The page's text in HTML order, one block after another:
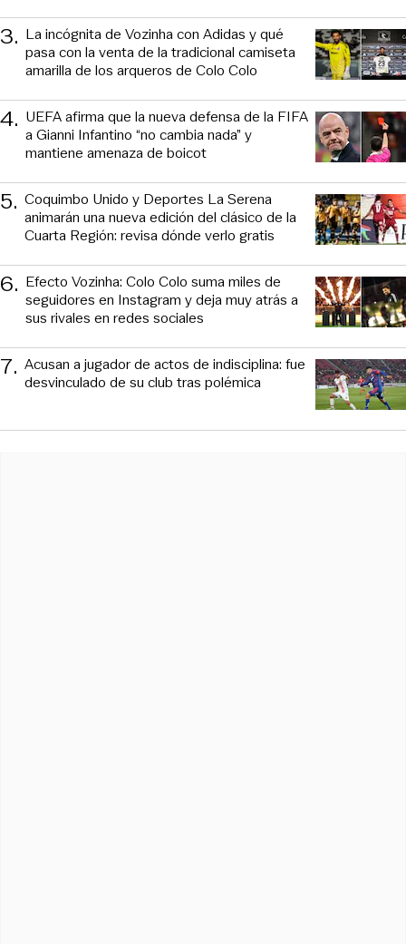
3. La incógnita de Vozinha con Adidas y qué
pasa con la venta de la tradicional camiseta
amarilla de los arqueros de Colo Colo
4. UEFA afirma que la nueva defensa de la FIFA
a Gianni Infantino “no cambia nada” y
mantiene amenaza de boicot
5. Coquimbo Unido y Deportes La Serena
animarán una nueva edición del clásico de la
Cuarta Región: revisa dónde verlo gratis
6. Efecto Vozinha: Colo Colo suma miles de
seguidores en Instagram y deja muy atrás a
sus rivales en redes sociales
7. Acusan a jugador de actos de indisciplina: fue
desvinculado de su club tras polémica